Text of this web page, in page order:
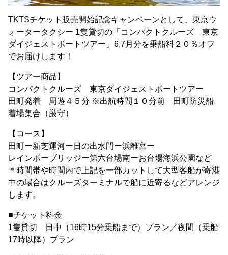
TKTSチケット販売開始記念キャンペーンとして、東京ウ
ォータータクシー 1隻貸切の「コンパクトクルーズ 東京
ダイジェストボートツアー」6,7月分を乗船料２０％オフ
でお届けします！
【ツアー商品】
コンパクトクルーズ 東京ダイジェストボートツアー
田町発着 周遊４５分 ※出航時間１０分前 田町防災船
着場集合（厳守）
【コース】
田町ー新芝運河ー日の出水門ー浜離宮ー
レインボーブリッジー第六台場南ーお台場海浜公園など
＊時間帯や時間内で上記を一部カットして大型客船が寄港
中の場合はクルーズターミナルで船に近寄るなどアレンジ
します。
■チケット料金
1隻貸切 日中（16時15分乗船まで）プラン／夜間（乗船
17時以降）プラン